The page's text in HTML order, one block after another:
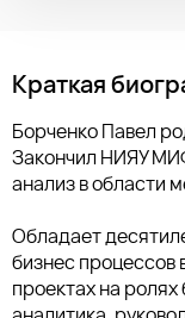
Краткая
Борченко Павел
Закончил НИЯУ
анализ в области
Обладает
бизнес процессов
проектах на